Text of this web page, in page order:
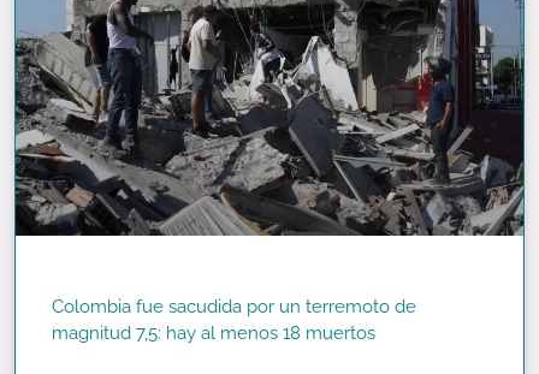
Colombia fue sacudida por un terremoto de
magnitud 7,5: hay al menos 18 muertos